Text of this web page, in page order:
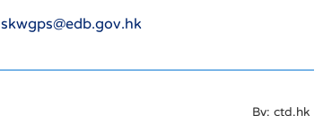
skwgps@edb.gov.hk
By: ctd.hk